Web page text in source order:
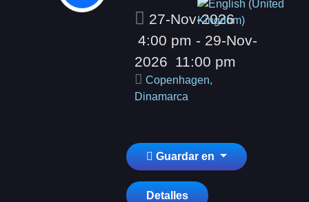
27-Nov-2026
4:00 pm - 29-Nov-
2026
11:00 pm
Copenhagen,
Dinamarca
Guardar en
Detalles